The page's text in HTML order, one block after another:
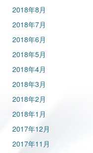
2018年8月
2018年7月
2018年6月
2018年5月
2018年4月
2018年3月
2018年2月
2018年1月
2017年12月
2017年11月